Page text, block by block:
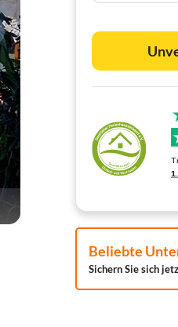
Beliebte
Sichern Sie sich